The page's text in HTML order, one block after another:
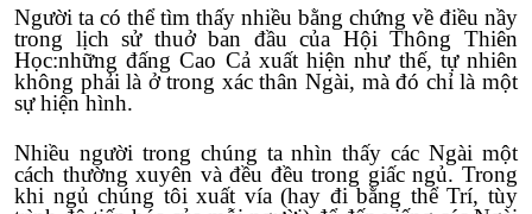
Người ta có thể tìm thấy nhiều bằng chứng về điều nầy
trong lịch sử thuở ban đầu của Hội Thông Thiên
Học:những đấng Cao Cả xuất hiện như thế, tự nhiên
không phải là ở trong xác thân Ngài, mà đó chỉ là một
sự hiện hình.
Nhiều người trong chúng ta nhìn thấy các Ngài một
cách thường xuyên và đều đều trong giấc ngủ. Trong
khi ngủ chúng tôi xuất vía (hay đi bằng thể Trí, tùy